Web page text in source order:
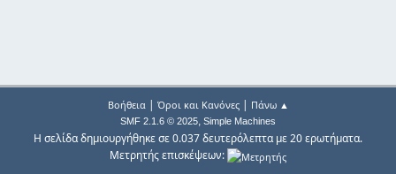
Βοήθεια| Όροι και Κανόνες| Πάνω ▲
SMF 2.1.6 © 2025, Simple Machines
Η σελίδα δημιουργήθηκε σε 0.037 δευτερόλεπτα με 20 ερωτήματα.
Μετρητής επισκέψεων: